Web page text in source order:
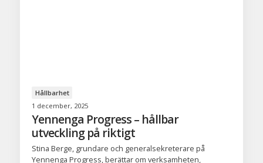
Hållbarhet
1 december, 2025
Yennenga Progress – hållbar
utveckling på riktigt
Stina Berge, grundare och generalsekreterare på
Yennenga Progress, berättar om verksamheten,